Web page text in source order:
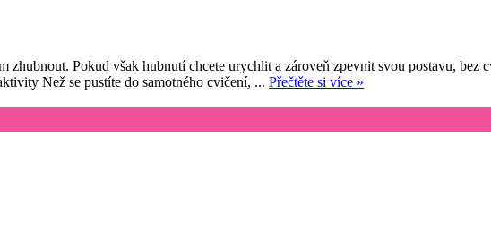
zhubnout. Pokud však hubnutí chcete urychlit a zároveň zpevnit svou postavu, bez
Než se pustíte do samotného cvičení, ... Přečtěte si více »